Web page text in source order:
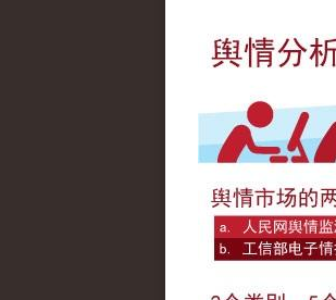
pp-50-cents-